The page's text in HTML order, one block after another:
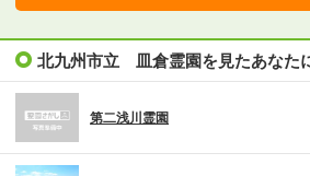
北九州市立 皿倉霊園を見たあなた
第二浅川霊園